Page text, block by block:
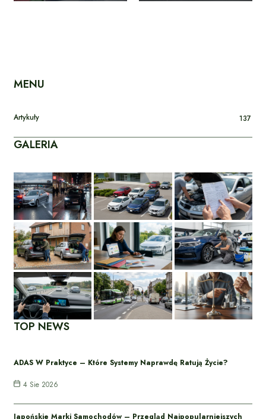
MENU
Artykuły 137
GALERIA
TOP NEWS
ADAS W Praktyce – Które Systemy Naprawdę Ratują Życie?
4 Sie 2026
Japońskie Marki Samochodów – Przegląd Najpopularniejszych